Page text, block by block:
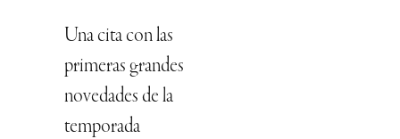
Una cita con las
primeras grandes
novedades de la
temporada